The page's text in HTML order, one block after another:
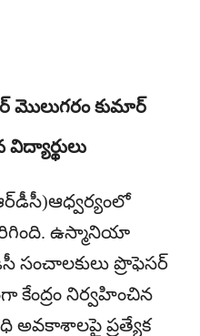
మొలుగరం కుమార్
ఉస్మానియా
ప్రొఫెసర్
కేంద్రం నిర్వహించిన
అవకాశాలపై ప్రత్యేక